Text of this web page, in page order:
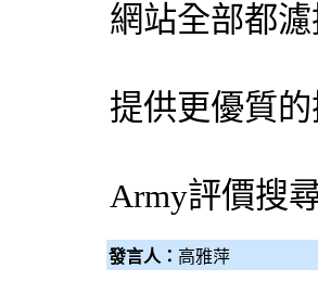
網站全部都
提供更優質
Army評價搜
發言人： 高雅萍